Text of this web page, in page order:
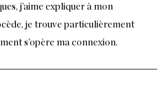
j’aime expliquer à mon
je trouve particulièrement
s’opère ma connexion.